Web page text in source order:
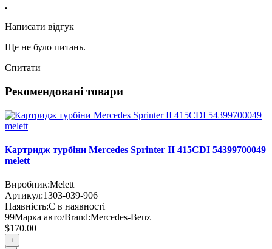
.
Написати відгук
Ще не було питань.
Спитати
Рекомендовані товари
Картридж турбіни Mercedes Sprinter II 415CDI 54399700049
melett
Виробник:Melett
Артикул:1303-039-906
Наявність:Є в наявності
99Марка авто/Brand:Mercedes-Benz
$170.00
+